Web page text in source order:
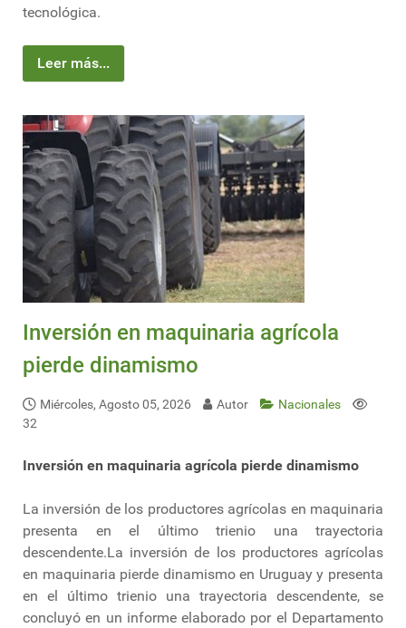
tecnológica.
Leer más...
Inversión en maquinaria agrícola
pierde dinamismo
Miércoles, Agosto 05, 2026 Autor
Nacionales
32
Inversión en maquinaria agrícola pierde dinamismo
La inversión de los productores agrícolas en maquinaria
presenta en el último trienio una trayectoria
descendente.La inversión de los productores agrícolas
en maquinaria pierde dinamismo en Uruguay y presenta
en el último trienio una trayectoria descendente, se
concluyó en un informe elaborado por el Departamento